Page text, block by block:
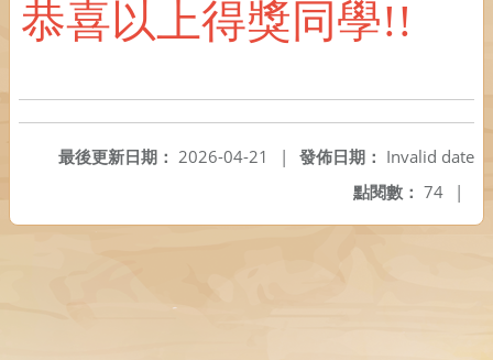
恭喜以上得獎同學!!
發佈日期： Invalid date
最後更新日期： 2026-04-21
|
點閱數： 74 |